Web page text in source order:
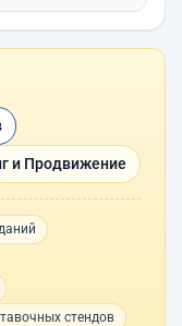
и Продвижение
стендов